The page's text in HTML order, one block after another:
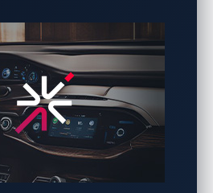
商建立更強大的網路安全防
面的網路安全保護。
務以硬體異常偵測為主且多耗時
VicOne在MIH Open EV
安全遠程診斷服務，採用獨家
的偵測和回應。它收集和優化來
，並將其發送到基於雲端的偵測